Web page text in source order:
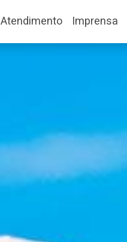
Atendimento Imprensa